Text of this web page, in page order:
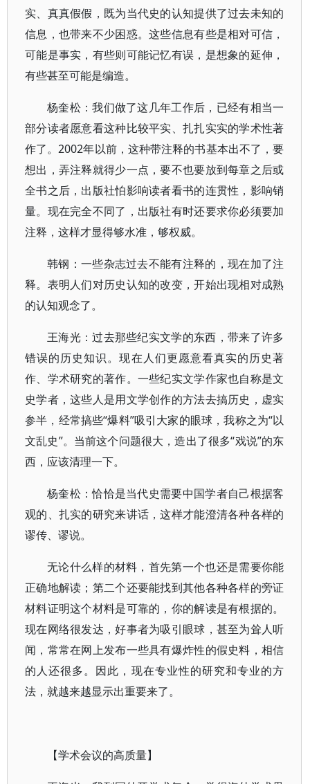
实、真真假假，既为当代史的认知提供了过去未知的
信息，也带来不少困惑。这些信息有些是相对可信，
可能是事实，有些则可能记忆有误，是想象的延伸，
有些甚至可能是编造。
杨奎松：我们做了这几年工作后，已经有相当一
部分读者愿意看这种比较平实、扎扎实实的学术性著
作了。2002年以前，这种带注释的书基本出不了，要
想出，弄注释就得少一点，要不也要放到每章之后或
全书之后，出版社怕影响读者看书的连贯性，影响销
量。现在完全不同了，出版社有时还要求你必须要加
注释，这样才显得够水准，够权威。
韩钢：一些杂志过去不能有注释的，现在加了注
释。表明人们对历史认知的改变，开始出现相对成熟
的认知观念了。
王海光：过去那些纪实文学的东西，带来了许多
错误的历史知识。现在人们更愿意看真实的历史著
作、学术研究的著作。一些纪实文学作家也自称是文
史学者，这些人是用文学创作的方法去搞历史，虚实
参半，经常搞些“爆料”吸引大家的眼球，我称之为“以
文乱史”。当前这个问题很大，造出了很多“戏说”的东
西，应该清理一下。
杨奎松：恰恰是当代史需要中国学者自己根据客
观的、扎实的研究来讲话，这样才能澄清各种各样的
谬传、谬说。
无论什么样的材料，首先第一个也还是需要你能
正确地解读；第二个还要能找到其他各种各样的旁证
材料证明这个材料是可靠的，你的解读是有根据的。
现在网络很发达，好事者为吸引眼球，甚至为耸人听
闻，常常在网上发布一些具有爆炸性的假史料，相信
的人还很多。因此，现在专业性的研究和专业的方
法，就越来越显示出重要来了。
【学术会议的高质量】